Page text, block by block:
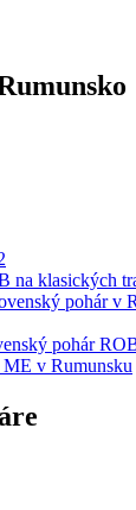
na klasických
pohár v
pohár
v Rumunsku